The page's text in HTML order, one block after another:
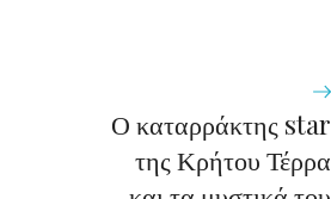
Ο καταρράκτης star
της Κρήτου Τέρρα